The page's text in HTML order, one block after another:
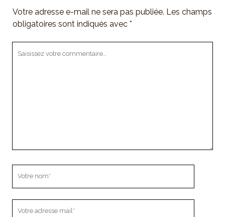
Votre adresse e-mail ne sera pas publiée. Les champs
obligatoires sont indiqués avec *